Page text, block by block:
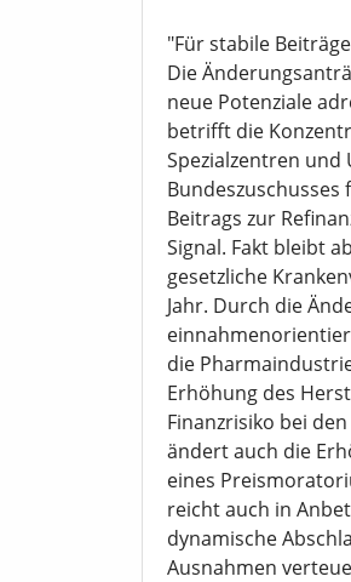
"Für stabile
Die
neue Potenziale
betrifft die
Spezialzentren und
Beitrags zur
Signal. Fakt bleibt
gesetzliche
Jahr. Durch die
die
Erhöhung des
Finanzrisiko bei
ändert auch die
eines
reicht auch in
dynamische
Ausnahmen